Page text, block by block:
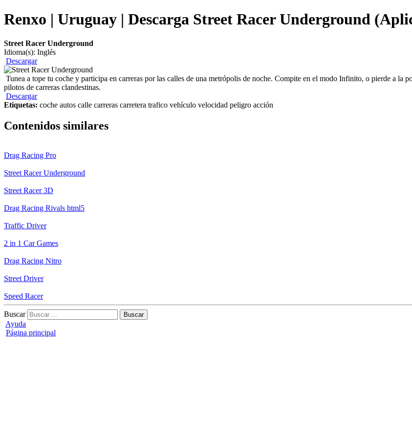
Renxo | Uruguay | Descarga Street Racer Underground
Street Racer Underground
Idioma(s): Inglés
Descargar
Tunea a tope tu coche y participa en carreras por las calles de una metrópolis de noche. Compite en el modo Infinito, o pierde a la
pilotos de carreras clandestinas.
Descargar
Etiquetas: coche autos calle carreras carretera trafico vehículo velocidad peligro acción
Contenidos similares
Drag Racing Pro
Street Racer Underground
Street Racer 3D
Drag Racing Rivals html5
Traffic Driver
2 in 1 Car Games
Drag Racing Nitro
Street Driver
Speed Racer
Buscar
Ayuda
Página principal